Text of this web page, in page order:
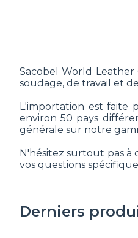
Sacobel World Leather
soudage, de travail et
L'importation est faite
environ 50 pays
générale sur notre
N'hésitez surtout pas à
vos questions
Derniers